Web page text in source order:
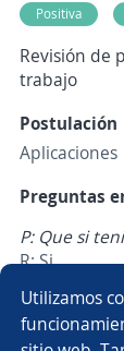
Utilizamos
Positiva
Revisión de
trabajo
Postulación
Aplicaciones
Preguntas
P: Que si
R: Si
¿Te ha sido